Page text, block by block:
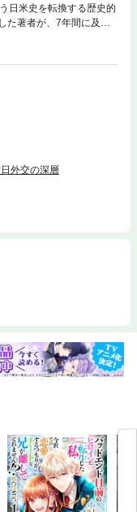
日米史を転換する歴史的
た著者が、7年間に及び
ウス内の暗闘を、知られ
「核なき世界」でノーベ
事の仕上げとして選んだ
きく変わったことはほ
った。その視点で見れ
た外交の軌跡の終着点
マ氏は就任当初から広
った。本書は、その知
外交の深層